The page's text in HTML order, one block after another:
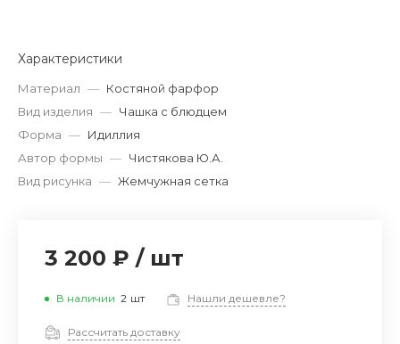
Характеристики
Материал — Костяной фарфор
Вид изделия — Чашка с блюдцем
Форма — Идиллия
Автор формы — Чистякова Ю.А.
Вид рисунка — Жемчужная сетка
3 200 ₽ / шт
В наличии 2 шт Нашли дешевле?
Рассчитать доставку